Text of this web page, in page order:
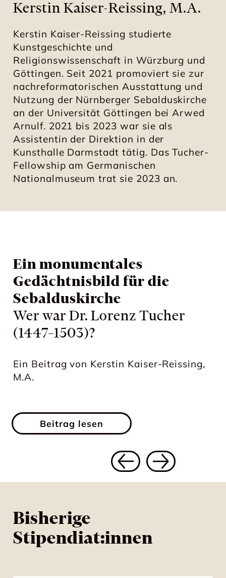
Kerstin Kaiser-Reissing, M.A.
Kerstin Kaiser-Reissing studierte
Kunstgeschichte und
Religionswissenschaft in Würzburg und
Göttingen. Seit 2021 promoviert sie zur
nachreformatorischen Ausstattung und
Nutzung der Nürnberger Sebalduskirche
an der Universität Göttingen bei Arwed
Arnulf. 2021 bis 2023 war sie als
Assistentin der Direktion in der
Kunsthalle Darmstadt tätig. Das Tucher-
Fellowship am Germanischen
Nationalmuseum trat sie 2023 an.
Ein monumentales
Gedächtnisbild für die
Sebalduskirche
Wer war Dr. Lorenz Tucher
(1447–1503)?
Ein Beitrag von Kerstin Kaiser-Reissing,
M.A.
Beitrag lesen
St. Helena in Simmelsdorf
Patronatskirche der Familie
Tucher 1574–2000
Ein Beitrag von Kerstin Kaiser-Reissing,
M.A.
Rückblick auf das Tucher-
Fellowship
Eine Kunsthistorikerin auf
Spurensuche in St. Sebald
M.A.
Bisherige
Stipendiat:innen